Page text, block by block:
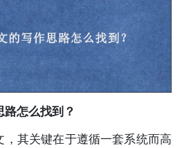
怎么找到？
，其关键在于遵循一套系统而高